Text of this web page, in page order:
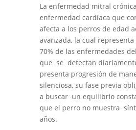
La enfermedad mitral
enfermedad cardíaca que
afecta a los perros de edad
avanzada, la cual
70% de las enfermedades
que se detectan
presenta progresión de
silenciosa, su fase previa
a buscar un equilibrio
que el perro no muestra
años.